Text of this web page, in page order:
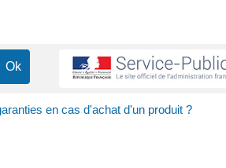
en cas d'achat d'un produit ?